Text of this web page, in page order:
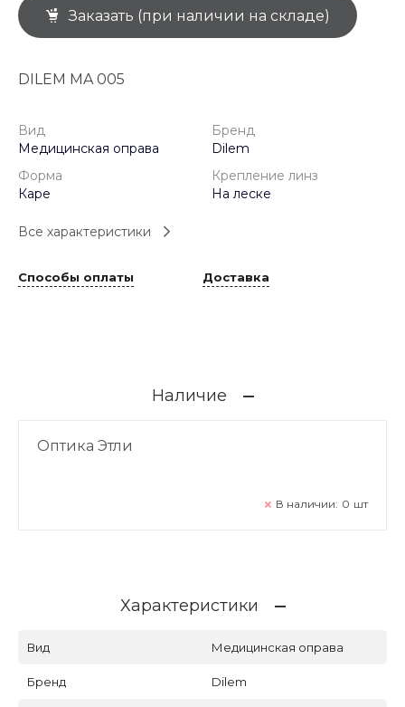
Заказать (при наличии на складе)
DILEM MA 005
Вид
Медицинская оправа
Бренд
Dilem
Форма
Каре
Крепление линз
На леске
Все характеристики
Способы оплаты Доставка
Наличие
Оптика Этли
В наличии: 0 шт
Характеристики
Вид Медицинская оправа
Бренд Dilem